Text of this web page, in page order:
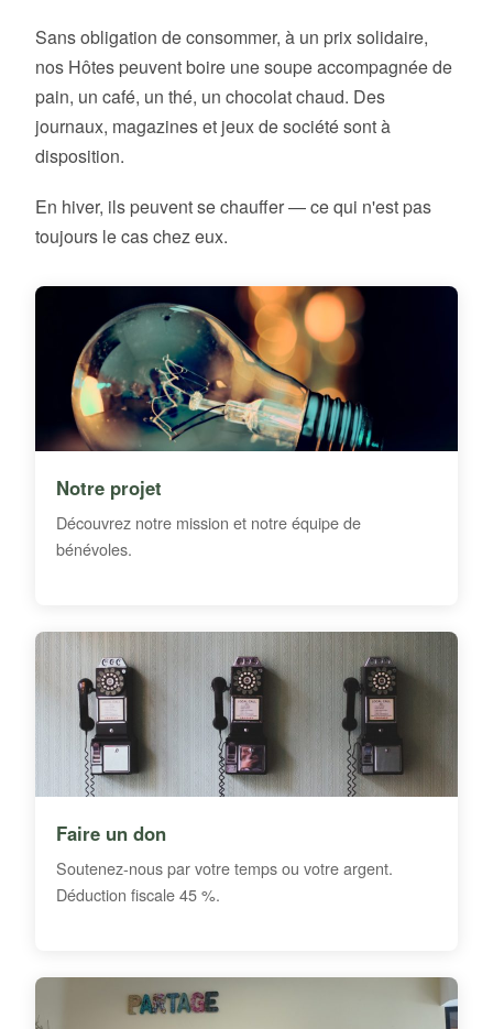
Sans obligation de consommer, à un prix solidaire,
nos Hôtes peuvent boire une soupe accompagnée de
pain, un café, un thé, un chocolat chaud. Des
journaux, magazines et jeux de société sont à
disposition.
En hiver, ils peuvent se chauffer — ce qui n'est pas
toujours le cas chez eux.
Notre projet
Découvrez notre mission et notre équipe de
bénévoles.
Faire un don
Soutenez-nous par votre temps ou votre argent.
Déduction fiscale 45 %.